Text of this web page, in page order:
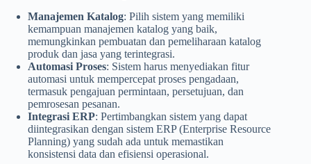
Manajemen Katalog: Pilih sistem yang memiliki
kemampuan manajemen katalog yang baik,
memungkinkan pembuatan dan pemeliharaan katalog
produk dan jasa yang terintegrasi.
Automasi Proses: Sistem harus menyediakan fitur
automasi untuk mempercepat proses pengadaan,
termasuk pengajuan permintaan, persetujuan, dan
pemrosesan pesanan.
Integrasi ERP: Pertimbangkan sistem yang dapat
diintegrasikan dengan sistem ERP (Enterprise Resource
Planning) yang sudah ada untuk memastikan
konsistensi data dan efisiensi operasional.